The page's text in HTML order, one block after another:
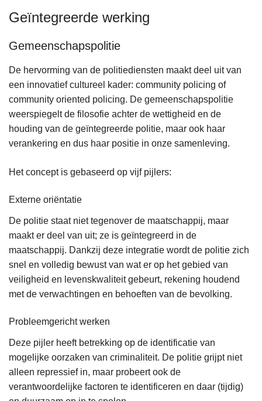
Geïntegreerde werking
Gemeenschapspolitie
De hervorming van de politiediensten maakt deel uit van
een innovatief cultureel kader: community policing of
community oriented policing. De gemeenschapspolitie
weerspiegelt de filosofie achter de wettigheid en de
houding van de geïntegreerde politie, maar ook haar
verankering en dus haar positie in onze samenleving.
Het concept is gebaseerd op vijf pijlers:
Externe oriëntatie
De politie staat niet tegenover de maatschappij, maar
maakt er deel van uit; ze is geïntegreerd in de
maatschappij. Dankzij deze integratie wordt de politie zich
snel en volledig bewust van wat er op het gebied van
veiligheid en levenskwaliteit gebeurt, rekening houdend
met de verwachtingen en behoeften van de bevolking.
Probleemgericht werken
Deze pijler heeft betrekking op de identificatie van
mogelijke oorzaken van criminaliteit. De politie grijpt niet
alleen repressief in, maar probeert ook de
verantwoordelijke factoren te identificeren en daar (tijdig)